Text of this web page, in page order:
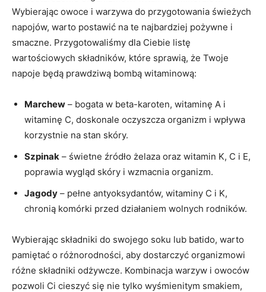
Wybierając owoce ​i warzywa do przygotowania świeżych
napojów, warto postawić na‍ te najbardziej pożywne​ i
smaczne. Przygotowaliśmy dla Ciebie ⁢listę⁣
wartościowych składników,​ które sprawią, że Twoje
napoje będą⁣ prawdziwą bombą witaminową:
Marchew – ​bogata w beta-karoten, witaminę A i
witaminę C, doskonale ​oczyszcza‌ organizm i wpływa
korzystnie na stan skóry.
Szpinak – świetne źródło⁤ żelaza ​oraz ‌witamin K, C​ i​ E,
poprawia ⁤wygląd skóry i wzmacnia⁣ organizm.
Jagody – pełne antyoksydantów, witaminy C i⁤ K,
chronią komórki przed działaniem ⁢wolnych rodników.
Wybierając‍ składniki do⁤ swojego‍ soku ⁣lub batido, warto
⁢pamiętać o różnorodności, aby dostarczyć organizmowi
różne składniki odżywcze. Kombinacja warzyw i ‍owoców
pozwoli Ci cieszyć się nie tylko wyśmienitym smakiem,